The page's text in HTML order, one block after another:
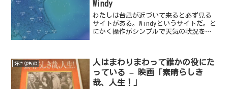
Windy
わたしは台風が近づいて来ると必ず見る
サイトがある。Windyというサイトだ。と
にかく操作がシンプルで天気の状況を美
基本的にはGoog...
好きなもの
人はまわりまわって誰かの役にた
っている – 映画「素晴らしき
哉、人生！」